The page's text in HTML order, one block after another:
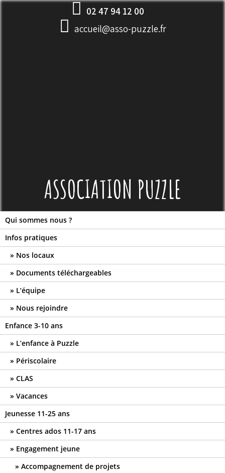
Skip
02 47 94 12 00
accueil@asso-puzzle.fr
ASSOCIATION PUZZLE
Qui sommes nous ?
Infos pratiques
Nos locaux
Documents téléchargeables
L’équipe
Nous rejoindre
Enfance 3-10 ans
L’enfance à Puzzle
Périscolaire
CLAS
Vacances
Jeunesse 11-25 ans
Centres ados 11-17 ans
Engagement jeune
Accompagnement de projets